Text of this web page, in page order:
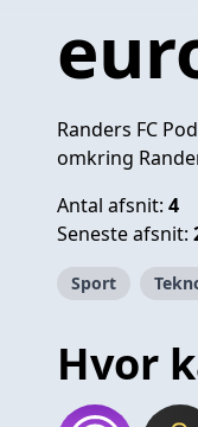
Randers FC
omkring
Antal afsnit: 4
Seneste afsnit:
Sport
Hvor